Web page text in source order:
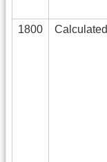
1800 Calculated